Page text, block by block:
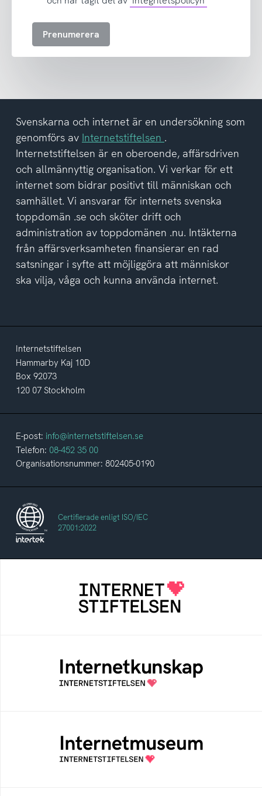
att
del
av
integritetspolicyn
Prenumerera
Svenskarna och internet är en undersökning som
genomförs av Internetstiftelsen .
Internetstiftelsen är en oberoende, affärsdriven
och allmännyttig organisation. Vi verkar för ett
internet som bidrar positivt till människan och
samhället. Vi ansvarar för internets svenska
toppdomän .se och sköter drift och
administration av toppdomänen .nu. Intäkterna
från affärsverksamheten finansierar en rad
satsningar i syfte att möjliggöra att människor
ska vilja, våga och kunna använda internet.
Internetstiftelsen
Hammarby Kaj 10D
Box 92073
120 07 Stockholm
E-post: info@internetstiftelsen.se
Telefon: 08-452 35 00
Organisationsnummer: 802405-0190
Certifierade enligt ISO/IEC
27001:2022
Internetstiftelsen verkar för ett internet som
bidrar positivt till människan och samhället
Samlad kunskap som hjälper dig att bli en
säker och medveten internetanvändare
Ett digitalt museum som byggts, och kureras
av Internetstiftelsen